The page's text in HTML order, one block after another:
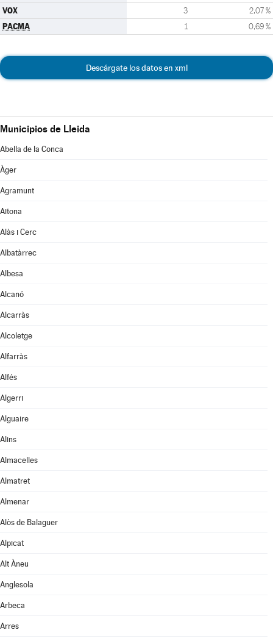
VOX 3 2,07 %
PACMA 1 0,69 %
Descárgate los datos en xml
Municipios de Lleida
Abella de la Conca
Àger
Agramunt
Aitona
Alàs i Cerc
Albatàrrec
Albesa
Alcanó
Alcarràs
Alcoletge
Alfarràs
Alfés
Algerri
Alguaire
Alins
Almacelles
Almatret
Almenar
Alòs de Balaguer
Alpicat
Alt Àneu
Anglesola
Arbeca
Arres